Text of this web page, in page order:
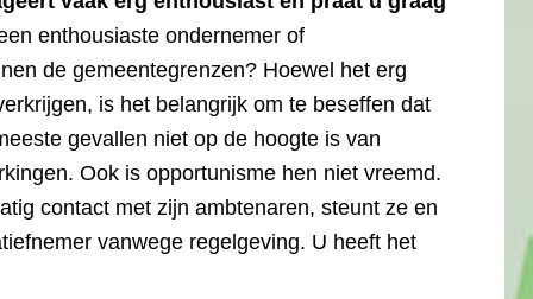
enthousiaste ondernemer of
de gemeentegrenzen? Hoewel het erg
is het belangrijk om te beseffen dat
gevallen niet op de hoogte is van
Ook is opportunisme hen niet vreemd.
contact met zijn ambtenaren, steunt ze en
vanwege regelgeving. U heeft het